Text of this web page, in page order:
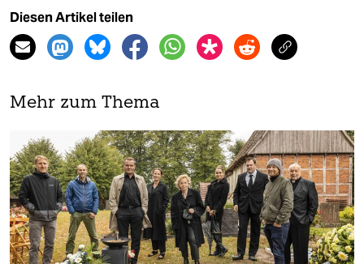
Diesen Artikel teilen
Mehr zum Thema